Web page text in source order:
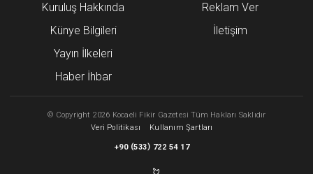
Kuruluş Hakkında
Künye Bilgileri
Yayın İlkeleri
Haber İhbar
Reklam Ver
İletişim
© Copyright 2026 Kocaeli Fikir Gazetesi Tüm Hakları Saklıdır
Veri Politikası
Kullanım Şartları
+90 (533) 722 54 17